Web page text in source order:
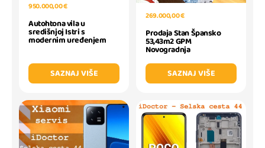
950.000,00 €
Autohtona vila u
središnjoj Istri s
modernim uređenjem
SAZNAJ VIŠE
269.000,00 €
Prodaja Stan Špansko
53,43m2 GPM
Novogradnja
SAZNAJ VIŠE